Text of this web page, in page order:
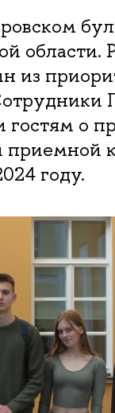
области.
из
гостям о
приемной
году.